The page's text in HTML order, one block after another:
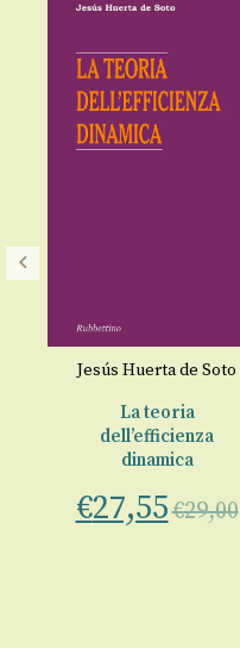
Jesús Huerta de Soto
La teoria
dell’efficienza
dinamica
€27,55€29,00